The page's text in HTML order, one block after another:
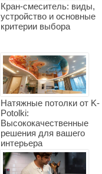
Кран-смеситель: виды,
устройство и основные
критерии выбора
Натяжные потолки от K-
Potolki:
Высококачественные
решения для вашего
интерьера